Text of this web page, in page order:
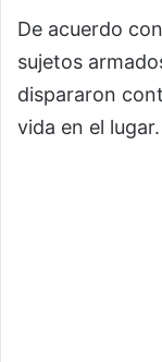
De acuerdo
sujetos
dispararon
vida en el lugar.